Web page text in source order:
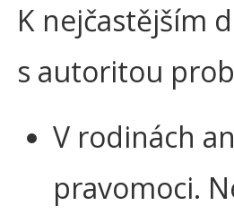
K nejčastějším
s autoritou
V rodinách
pravomoci.